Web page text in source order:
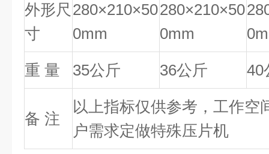
外形尺
寸
280×210×50
0mm
280×210×50
0mm
重 量 35公斤 36公斤 40
备 注
以上指标仅供参考，工作空
户需求定做特殊压片机